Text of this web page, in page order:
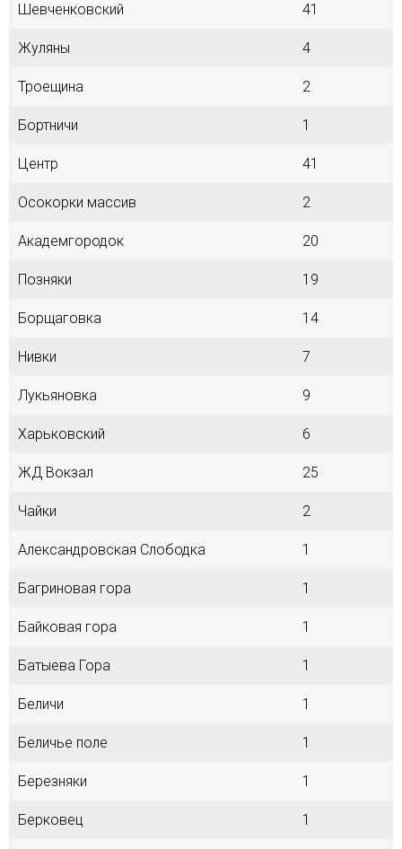
Шевченковский 41
Жуляны 4
Троещина 2
Бортничи 1
Центр 41
Осокорки массив 2
Академгородок 20
Позняки 19
Борщаговка 14
Нивки 7
Лукьяновка 9
Харьковский 6
ЖД Вокзал 25
Чайки 2
Александровская Слободка 1
Багриновая гора 1
Байковая гора 1
Батыева Гора 1
Беличи 1
Беличье поле 1
Березняки 1
Берковец 1